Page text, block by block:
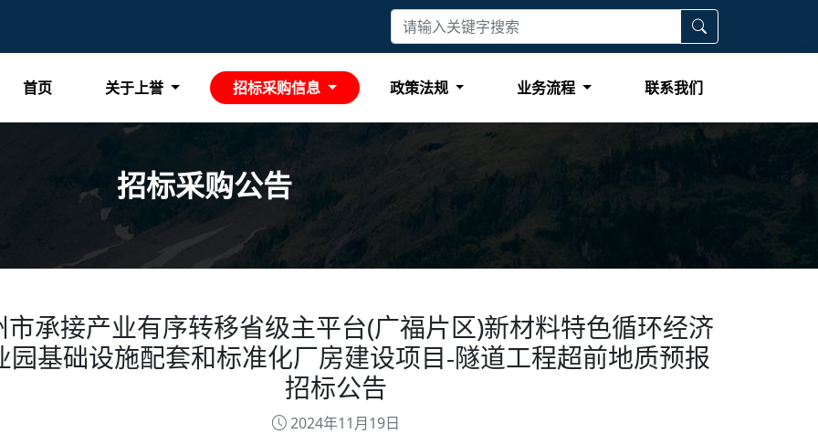
首页 关于上誉 招标采购信息 政策法规 业务流程 联系我们
招标采购公告
市承接产业有序转移省级主平台(广福片区)新材料特色循环经济
园基础设施配套和标准化厂房建设项目-隧道工程超前地质预报
招标公告
2024年11月19日